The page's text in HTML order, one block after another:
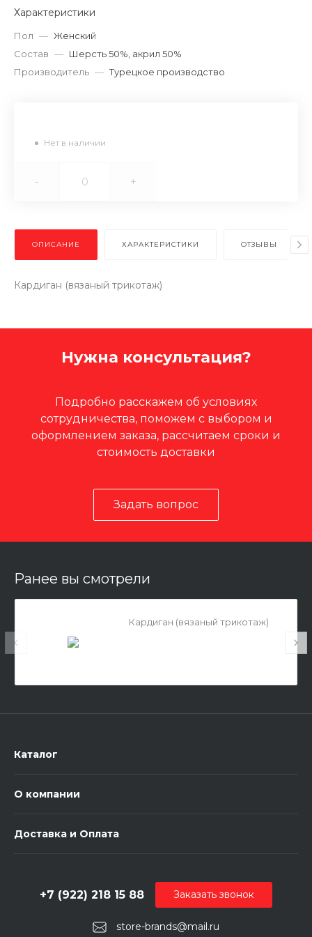
Характеристики
Пол — Женский
Состав — Шерсть 50%, акрил 50%
Производитель — Турецкое производство
Нет в наличии
- +
ОПИСАНИЕ ХАРАКТЕРИСТИКИ ОТЗЫВЫ
Кардиган (вязаный трикотаж)
Нужна консультация?
Подробно расскажем об условиях
сотрудничества, поможем с выбором и
оформлением заказа, рассчитаем сроки и
стоимость доставки
Задать вопрос
Ранее вы смотрели
Кардиган (вязаный трикотаж)
Каталог
О компании
Доставка и Оплата
store-brands@mail.ru
+7 (922) 218 15 88 Заказать звонок